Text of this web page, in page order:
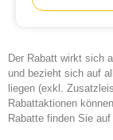
Der Rabatt wirkt sich
und bezieht sich auf
liegen (exkl.
Rabattaktionen
Rabatte finden Sie